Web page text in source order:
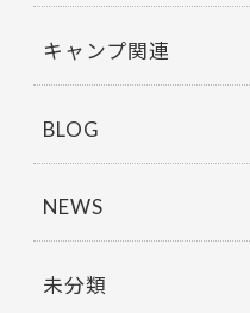
キャンプ関連
BLOG
NEWS
未分類